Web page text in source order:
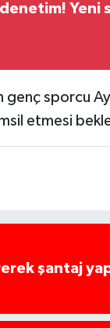
sporcu
etmesi
şantaj